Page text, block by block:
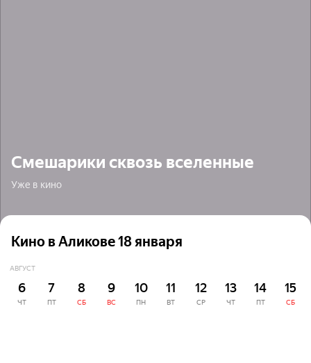
Смешарики сквозь вселенные
Уже в кино
Кино в Аликове 18 января
АВГУСТ
6
ЧТ
7
ПТ
8
СБ
9
ВС
10
ПН
11
ВТ
12
СР
13
ЧТ
14
ПТ
15
СБ